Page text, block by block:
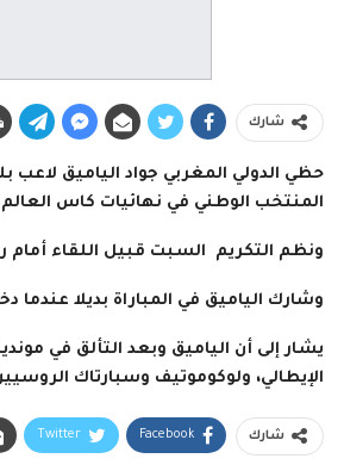
شارك
حظي الدولي المغربي جواد الياميق لاعب
المنتخب الوطني في نهائيات كاس
ونظم التكريم السبت قبيل اللقاء أمام رايو فاليكانو (0-1)، ضمن الجولة 17 من بطولة الليغا
وشارك الياميق في المباراة بديلا عندما دخل مكان زميله
يشار إلى أن الياميق وبعد التألق في
الإيطالي، ولوكوموتيف وسبارتاك
شارك Facebook
Twitter